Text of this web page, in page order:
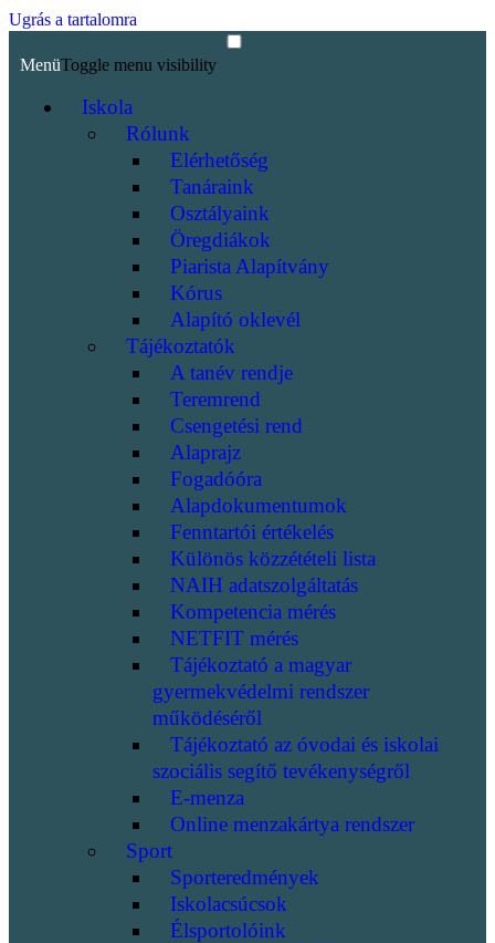
Ugrás a tartalomra
MenüToggle menu visibility
Iskola
Rólunk
Elérhetőség
Tanáraink
Osztályaink
Öregdiákok
Piarista Alapítvány
Kórus
Alapító oklevél
Tájékoztatók
A tanév rendje
Teremrend
Csengetési rend
Alaprajz
Fogadóóra
Alapdokumentumok
Fenntartói értékelés
Különös közzétételi lista
NAIH adatszolgáltatás
Kompetencia mérés
NETFIT mérés
Tájékoztató a magyar
gyermekvédelmi rendszer
működéséről
Tájékoztató az óvodai és iskolai
szociális segítő tevékenységről
E-menza
Online menzakártya rendszer
Sport
Sporteredmények
Iskolacsúcsok
Élsportolóink